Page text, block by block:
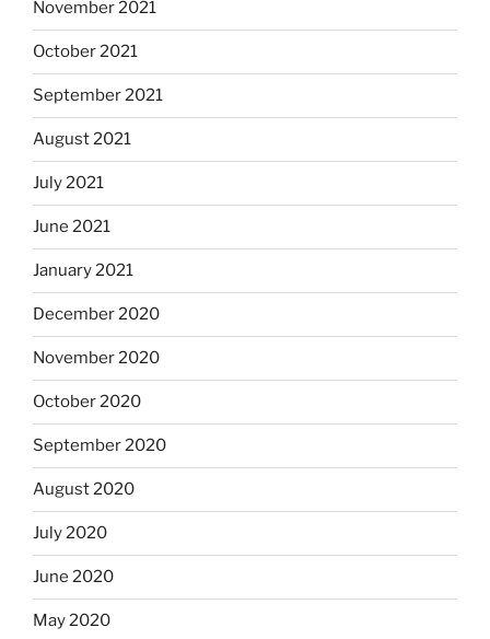
November 2021
October 2021
September 2021
August 2021
July 2021
June 2021
January 2021
December 2020
November 2020
October 2020
September 2020
August 2020
July 2020
June 2020
May 2020